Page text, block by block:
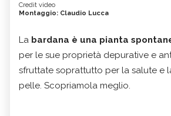
Credit video
Montaggio: Claudio Lucca
La bardana è una pianta
per le sue proprietà depurative e
sfruttate soprattutto per la salute e
pelle. Scopriamola meglio.